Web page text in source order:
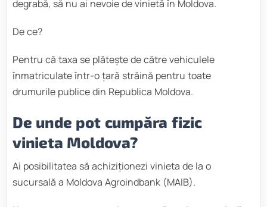
degrabă, să nu ai nevoie de vinietă în Moldova.
De ce?
Pentru că taxa se plătește de către vehiculele
înmatriculate într-o țară străină pentru toate
drumurile publice din Republica Moldova.
De unde pot cumpăra fizic
vinieta Moldova?
Ai posibilitatea să achiziționezi vinieta de la o
sucursală a Moldova Agroindbank (MAIB).